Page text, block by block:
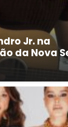
Jr. na
da Nova